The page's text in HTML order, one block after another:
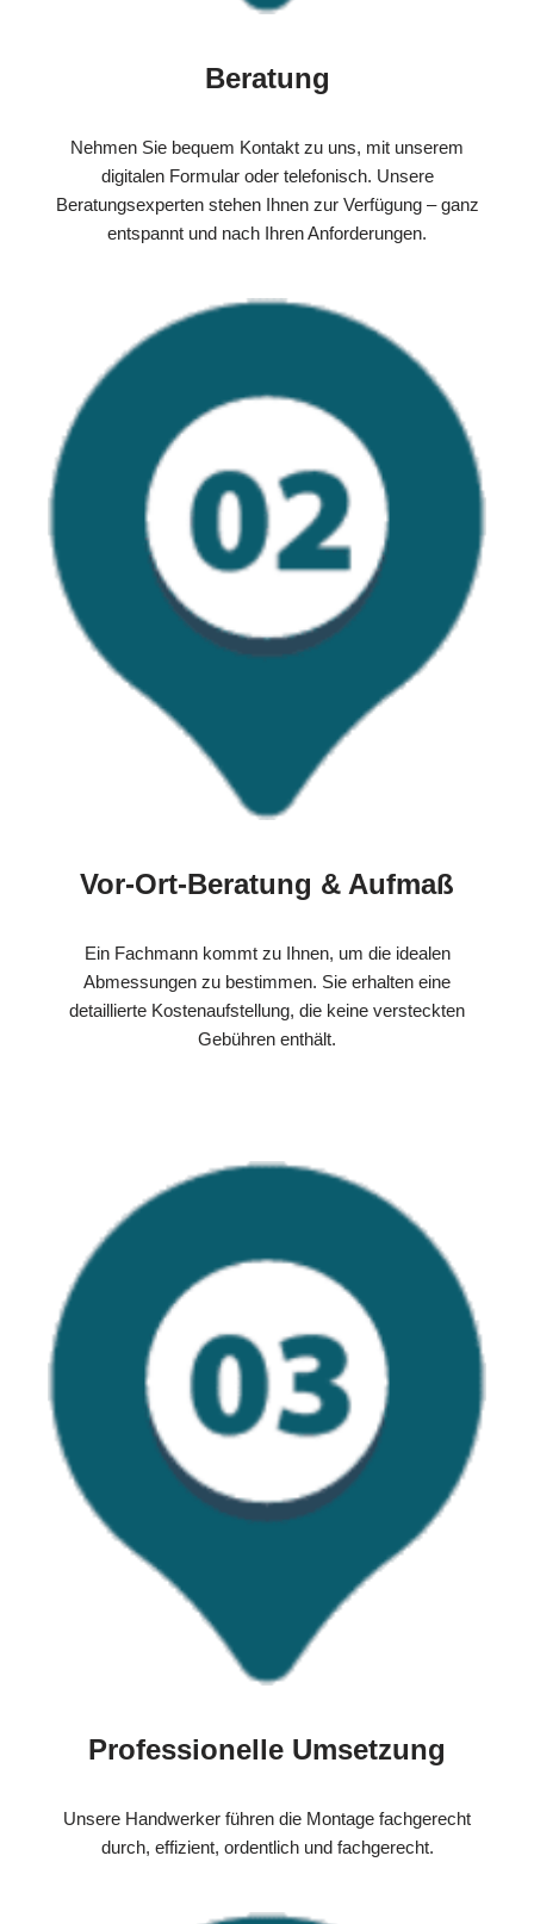
Beratung
Nehmen Sie bequem Kontakt zu uns, mit unserem
digitalen Formular oder telefonisch. Unsere
Beratungsexperten stehen Ihnen zur Verfügung – ganz
entspannt und nach Ihren Anforderungen.
Vor-Ort-Beratung & Aufmaß
Ein Fachmann kommt zu Ihnen, um die idealen
Abmessungen zu bestimmen. Sie erhalten eine
detaillierte Kostenaufstellung, die keine versteckten
Gebühren enthält.
Professionelle Umsetzung
Unsere Handwerker führen die Montage fachgerecht
durch, effizient, ordentlich und fachgerecht.